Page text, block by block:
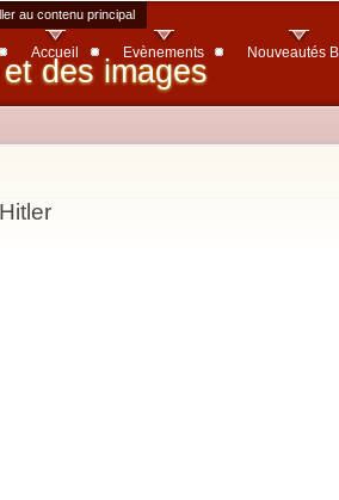
au contenu principal
des images
Accueil Evènements Nouveautés